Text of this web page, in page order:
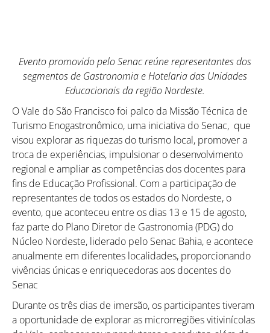
Evento promovido pelo Senac reúne representantes dos
segmentos de Gastronomia e Hotelaria das Unidades
Educacionais da região Nordeste.
O Vale do São Francisco foi palco da Missão Técnica de
Turismo Enogastronômico, uma iniciativa do Senac, que
visou explorar as riquezas do turismo local, promover a
troca de experiências, impulsionar o desenvolvimento
regional e ampliar as competências dos docentes para
fins de Educação Profissional. Com a participação de
representantes de todos os estados do Nordeste, o
evento, que aconteceu entre os dias 13 e 15 de agosto,
faz parte do Plano Diretor de Gastronomia (PDG) do
Núcleo Nordeste, liderado pelo Senac Bahia, e acontece
anualmente em diferentes localidades, proporcionando
vivências únicas e enriquecedoras aos docentes do
Senac
Durante os três dias de imersão, os participantes tiveram
a oportunidade de explorar as microrregiões vitivinícolas